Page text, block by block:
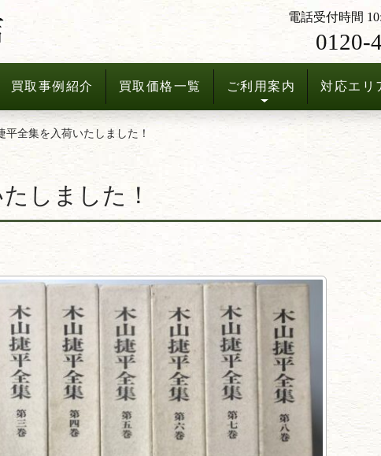
買取事例紹介 買取価格一覧 ご利用案内 対応エリ
電話受付時間
0120-
平全集を入荷いたしました！
しました！